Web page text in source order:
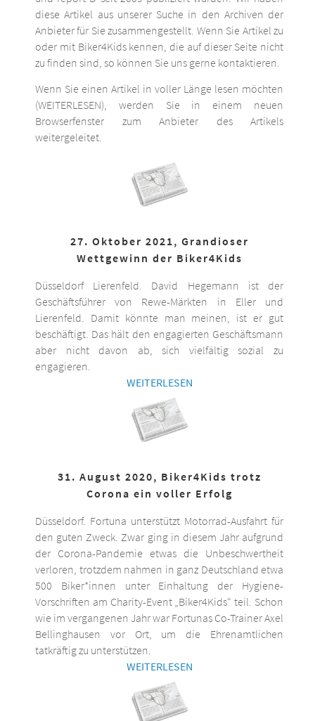
diese Artikel aus unserer Suche in den Archiven der
Anbieter für Sie zusammengestellt. Wenn Sie Artikel zu
oder mit Biker4Kids kennen, die auf dieser Seite nicht
zu finden sind, so können Sie uns gerne kontaktieren.
Wenn Sie einen Artikel in voller Länge lesen möchten
(WEITERLESEN), werden Sie in einem neuen
Browserfenster zum Anbieter des Artikels
weitergeleitet.
27. Oktober 2021, Grandioser
Wettgewinn der Biker4Kids
Düsseldorf Lierenfeld. David Hegemann ist der
Geschäftsführer von Rewe-Märkten in Eller und
Lierenfeld. Damit könnte man meinen, ist er gut
beschäftigt. Das hält den engagierten Geschäftsmann
aber nicht davon ab, sich vielfältig sozial zu
engagieren.
WEITERLESEN
31. August 2020, Biker4Kids trotz
Corona ein voller Erfolg
Düsseldorf. Fortuna unterstützt Motorrad-Ausfahrt für
den guten Zweck. Zwar ging in diesem Jahr aufgrund
der Corona-Pandemie etwas die Unbeschwertheit
verloren, trotzdem nahmen in ganz Deutschland etwa
500 Biker*innen unter Einhaltung der Hygiene-
Vorschriften am Charity-Event „Biker4Kids“ teil. Schon
wie im vergangenen Jahr war Fortunas Co-Trainer Axel
Bellinghausen vor Ort, um die Ehrenamtlichen
tatkräftig zu unterstützen.
WEITERLESEN